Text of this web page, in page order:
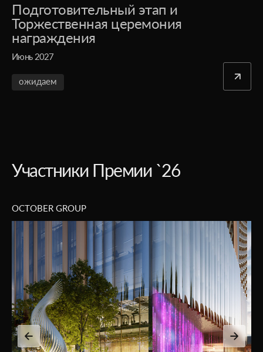
Подготовительный этап и
Торжественная церемония
награждения
Июнь 2027
ожидаем
Участники Премии `26
MR